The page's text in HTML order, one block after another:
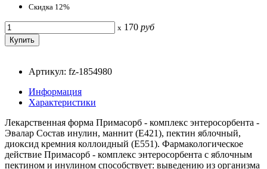
Скидка 12%
x 170 руб
Артикул: fz-1854980
Информация
Характеристики
Лекарственная форма Примасорб - комплекс энтеросорбента -
Эвалар Состав инулин, маннит (Е421), пектин яблочный,
диоксид кремния коллоидный (Е551). Фармакологическое
действие Примасорб - комплекс энтеросорбента с яблочным
пектином и инулином способствует: выведению из организма